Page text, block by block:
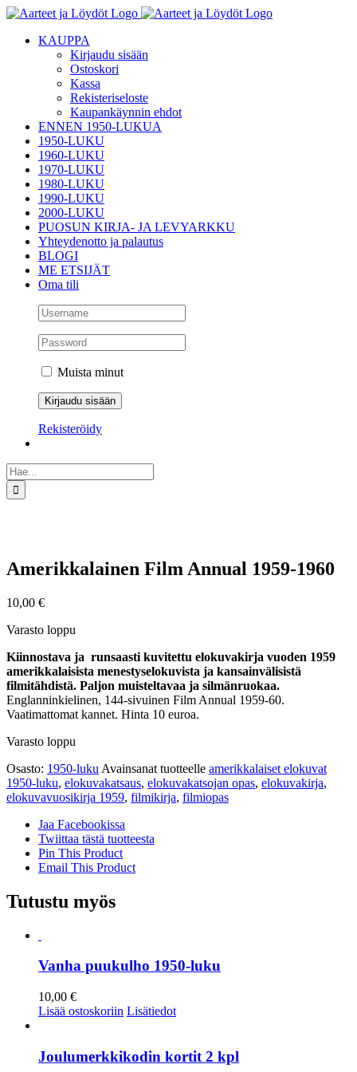
Skip
contentKAUPPA
Kirjaudu sisään
Ostoskori
Kassa
Rekisteriseloste
Kaupankäynnin ehdot
ENNEN 1950-LUKUA
1950-LUKU
1960-LUKU
1970-LUKU
1980-LUKU
1990-LUKU
2000-LUKU
PUOSUN KIRJA- JA LEVYARKKU
Yhteydenotto ja palautus
BLOGI
ME ETSIJÄT
Oma tili
Muista minut
Rekisteröidy
Etsi
...
Amerikkalainen Film Annual 1959-1960
10,00 €
Varasto loppu
Kiinnostava ja runsaasti kuvitettu elokuvakirja vuoden 1959
amerikkalaisista menestyselokuvista ja kansainvälisistä
filmitähdistä. Paljon muisteltavaa ja silmänruokaa.
Englanninkielinen, 144-sivuinen Film Annual 1959-60.
Vaatimattomat kannet. Hinta 10 euroa.
Varasto loppu
Osasto: 1950-luku Avainsanat tuotteelle amerikkalaiset elokuvat
1950-luku, elokuvakatsaus, elokuvakatsojan opas, elokuvakirja,
elokuvavuosikirja 1959, filmikirja, filmiopas
Jaa Facebookissa
Twiittaa tästä tuotteesta
Pin This Product
Email This Product
Tutustu myös
Vanha puukulho 1950-luku
10,00 €
Lisää ostoskoriin Lisätiedot
Joulumerkkikodin kortit 2 kpl